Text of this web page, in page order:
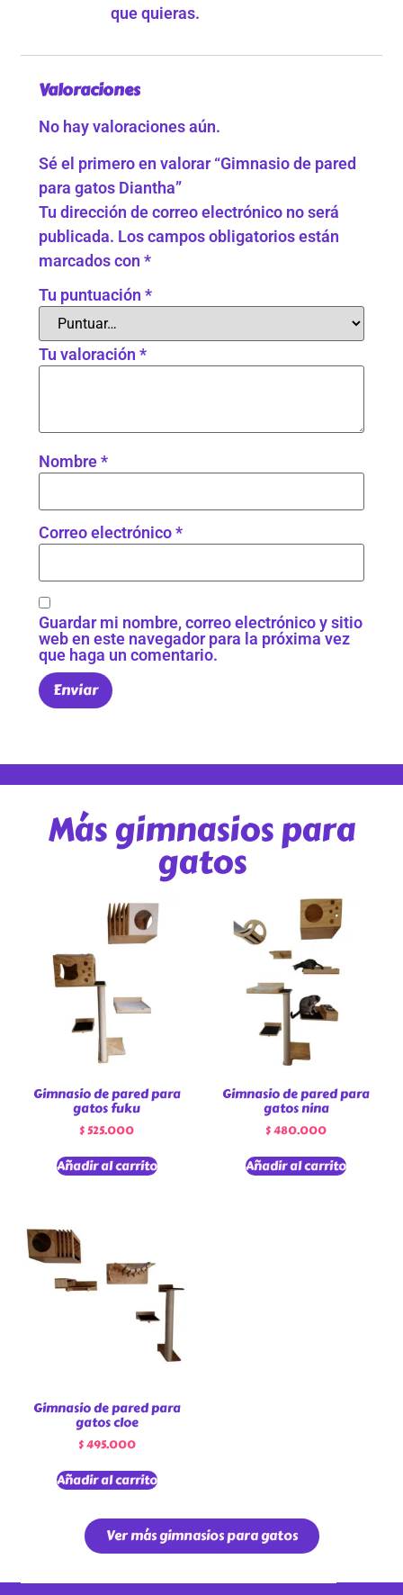
que quieras.
Valoraciones
No hay valoraciones aún.
Sé el primero en valorar “Gimnasio de pared
para gatos Diantha”
Tu dirección de correo electrónico no será
publicada. Los campos obligatorios están
marcados con*
Tu puntuación*
Tu valoración*
Nombre*
Correo electrónico*
Guardar mi nombre, correo electrónico y sitio
web en este navegador para la próxima vez
que haga un comentario.
Más gimnasios para
gatos
Gimnasio de pared para
gatos fuku
$525.000
Añadir al carrito
Gimnasio de pared para
gatos nina
$480.000
Añadir al carrito
Gimnasio de pared para
gatos cloe
$495.000
Añadir al carrito
Ver más gimnasios para gatos